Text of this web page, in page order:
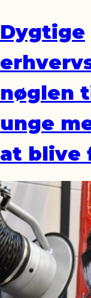
Dygtige
nøglen
unge
at blive